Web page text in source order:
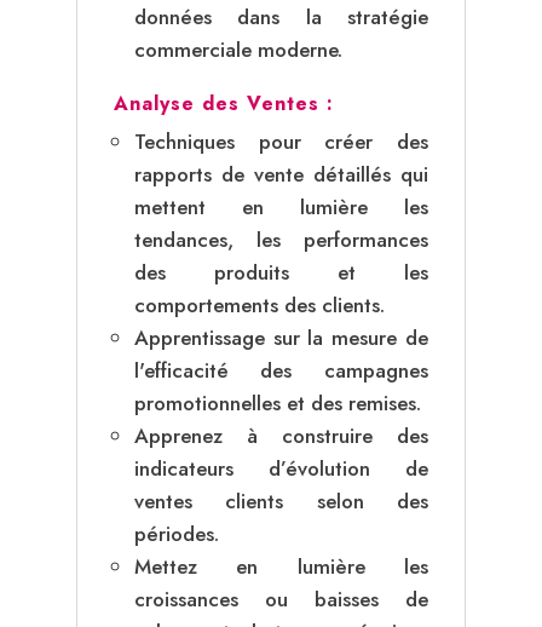
données dans la stratégie
commerciale moderne.
Analyse des Ventes :
Techniques pour créer des
rapports de vente détaillés qui
mettent en lumière les
tendances, les performances
des produits et les
comportements des clients.
Apprentissage sur la mesure de
l'efficacité des campagnes
promotionnelles et des remises.
Apprenez à construire des
indicateurs d’évolution de
ventes clients selon des
périodes.
Mettez en lumière les
croissances ou baisses de